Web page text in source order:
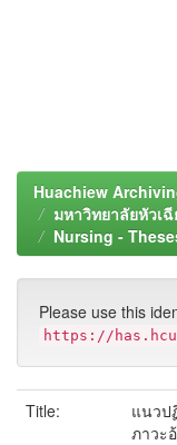
Huachiew
มหาวิทยาลัยหัวเ
Nursing -
Please use this
https://
Title:
แนวป
ภาวะ